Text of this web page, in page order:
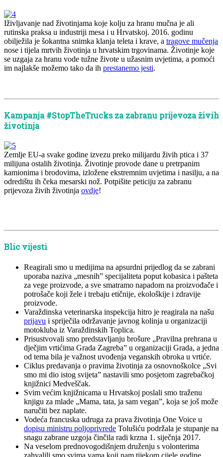
Iživljavanje nad životinjama koje kolju za hranu mučna je ali
rutinska praksa u industriji mesa i u Hrvatskoj. 2016. godinu
obilježila je šokantna snimka klanja teleta i krave, a tragove mučenja
nose i tijela mrtvih životinja u hrvatskim trgovinama. Životinje koje
se uzgaja za hranu vode tužne živote u užasnim uvjetima, a pomoći
im najlakše možemo tako da ih prestanemo jesti.
Kampanja #StopTheTrucks za zabranu prijevoza živih
životinja
Zemlje EU-a svake godine izvezu preko milijardu živih ptica i 37
milijuna ostalih životinja. Životinje provode dane u pretrpanim
kamionima i brodovima, izložene ekstremnim uvjetima i nasilju, a na
odredištu ih čeka mesarski nož. Potpišite peticiju za zabranu
prijevoza živih životinja ovdje!
Blic vijesti
Reagirali smo u medijima na apsurdni prijedlog da se zabrani
uporaba naziva „mesnih” specijaliteta poput kobasica i pašteta
za vege proizvode, a sve smatramo napadom na proizvođače i
potrošače koji žele i trebaju etičnije, ekološkije i zdravije
proizvode.
Varaždinska veterinarska inspekcija hitro je reagirala na našu
prijavu i spriječila održavanje javnog kolinja u organizaciji
motokluba iz Varaždinskih Toplica.
Prisustvovali smo predstavljanju brošure „Pravilna prehrana u
dječjim vrtićima Grada Zagreba” u organizaciji Grada, a jedna
od tema bila je važnost uvođenja veganskih obroka u vrtiće.
Ciklus predavanja o pravima životinja za osnovnoškolce „Svi
smo mi dio istog svijeta” nastavili smo posjetom zagrebačkoj
knjižnici Medveščak.
Svim većim knjižnicama u Hrvatskoj poslali smo traženu
knjigu za mlade „Mama, tata, ja sam vegan”, koja se još može
naručiti bez naplate.
Vodeća francuska udruga za prava životinja One Voice u
dopisu ministru poljoprivrede Tolušiću podržala je stupanje na
snagu zabrane uzgoja činčila radi krzna 1. siječnja 2017.
Na veselom prednovogodišnjem druženju s volonterima
zahvalili smo svima vama koji nam tijekom cijele godine